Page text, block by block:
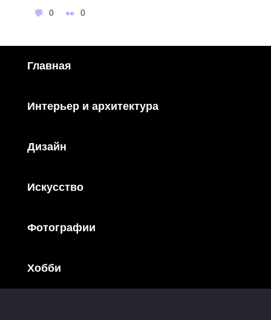
0 0
Главная
Интерьер и архитектура
Дизайн
Искусство
Фотографии
Хобби